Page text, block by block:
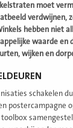
moet
verdwijnen,
hebben niet
waarde
wijken en
schakelen
postercampagne